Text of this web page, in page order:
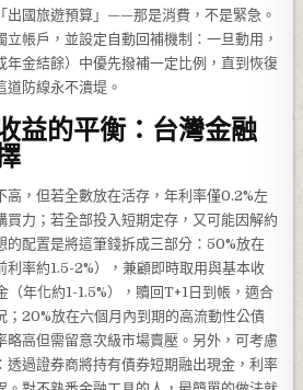
出國旅遊預算」——那是消費，不是緊急。
帳戶，並設定自動回補機制：一旦動用，
年金結餘）中優先撥補一定比例，直到恢復
道防線永不潰堤。
益的平衡：台灣金融
高，但若全數放在活存，年利率僅0.2%左
買力；若全部投入短期定存，又可能因解約
的配置是將這筆錢拆成三部分：50%放在
利率約1.5-2%），兼顧即時取用與基本收
（年化約1-1.5%），贖回T+1日到帳，適合
；20%放在六個月內到期的高流動性公債
略高但需留意次級市場賣壓。另外，可考慮
透過證券商將持有債券短期融出現金，利率